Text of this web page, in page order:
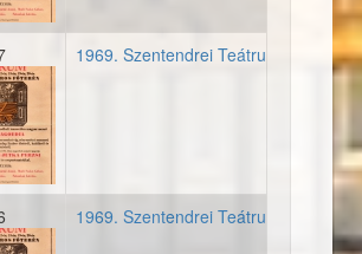
1969. Szentendrei Teátrum - Első
1969. Szentendrei Teátrum - Első